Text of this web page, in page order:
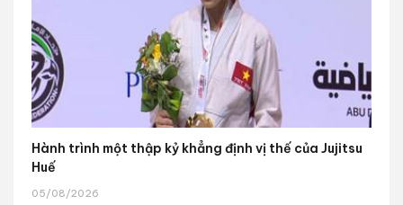
Hành trình một thập kỷ khẳng định vị thế của Jujitsu
Huế
05/08/2026